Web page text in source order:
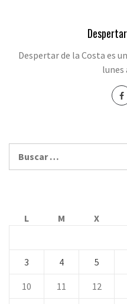
Despertar de la Costa es
lunes
L
M X
3 4 5
10 11 12